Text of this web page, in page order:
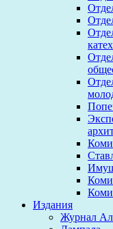
Издания
Журнал